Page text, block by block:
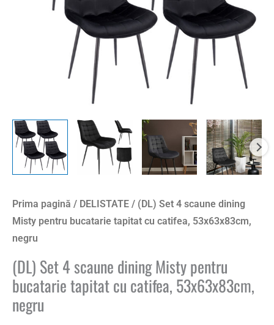
Prima pagină / DELISTATE / (DL) Set 4 scaune dining
Misty pentru bucatarie tapitat cu catifea, 53x63x83cm,
negru
(DL) Set 4 scaune dining Misty pentru
bucatarie tapitat cu catifea, 53x63x83cm,
negru